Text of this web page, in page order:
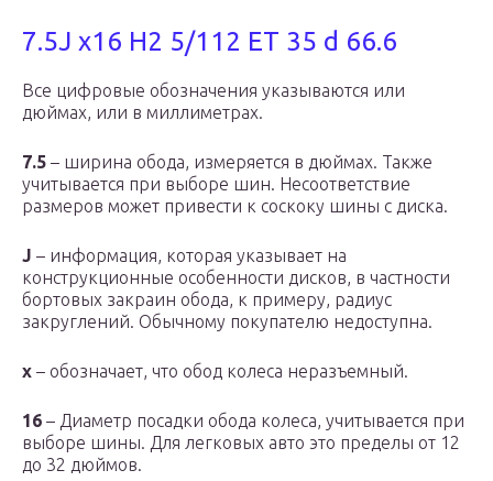
7.5J x16 Н2 5/112 ET 35 d 66.6
Все цифровые обозначения указываются или
дюймах, или в миллиметрах.
7.5 – ширина обода, измеряется в дюймах. Также
учитывается при выборе шин. Несоответствие
размеров может привести к соскоку шины с диска.
J – информация, которая указывает на
конструкционные особенности дисков, в частности
бортовых закраин обода, к примеру, радиус
закруглений. Обычному покупателю недоступна.
х – обозначает, что обод колеса неразъемный.
16 – Диаметр посадки обода колеса, учитывается при
выборе шины. Для легковых авто это пределы от 12
до 32 дюймов.